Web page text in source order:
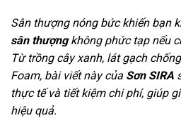
Sân thượng nóng bức khiến bạn
sân thượngkhông phức tạp nếu
Từ trồng cây xanh, lát gạch
Foam, bài viết này của Sơn SIRA
thực tế và tiết kiệm chi phí, giúp
hiệu quả.